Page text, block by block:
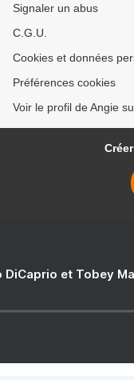
Signaler un abus
C.G.U.
Cookies et données
Préférences cookies
Voir le profil de Angie
DiCaprio et Tobey